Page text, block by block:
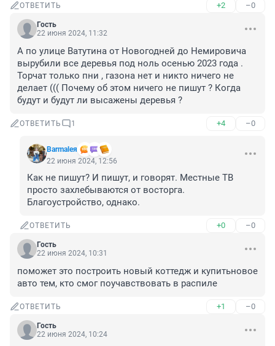
ОТВЕТИТЬ +2 –0
Гость
22 июня 2024, 11:32
А по улице Ватутина от Новогодней до Немировича
вырубили все деревья под ноль осенью 2023 года .
Торчат только пни , газона нет и никто ничего не
делает ((( Почему об этом ничего не пишут ? Когда
будут и будут ли высажены деревья ?
ОТВЕТИТЬ 1 +4 –0
Barmaleя
22 июня 2024, 12:56
Как не пишут? И пишут, и говорят. Местные ТВ
просто захлебываются от восторга.
Благоустройство, однако.
ОТВЕТИТЬ +0 –0
Гость
22 июня 2024, 10:31
поможет это построить новый коттедж и купитьновое
авто тем, кто смог поучавствовать в распиле
ОТВЕТИТЬ +1 –0
Гость
22 июня 2024, 10:24